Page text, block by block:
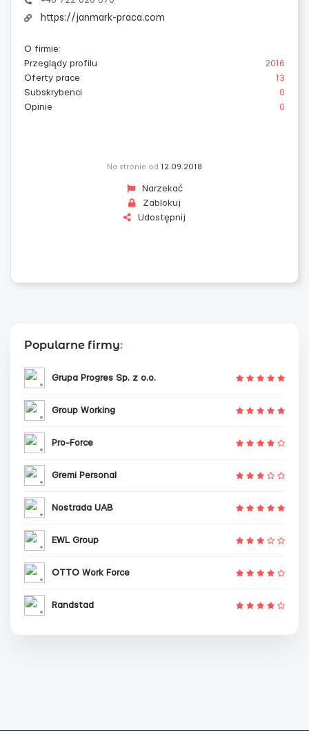
https://janmark-praca.com
O firmie:
Przeglądy profilu
2016
Oferty prace
13
Subskrybenci
0
Opinie
0
Na stronie od 12.09.2018
Narzekać
Zablokuj
Udostępnij
Popularne firmy:
Grupa Progres Sp. z o.o.
Group Working
Pro-Force
Gremi Personal
Nostrada UAB
EWL Group
OTTO Work Force
Randstad